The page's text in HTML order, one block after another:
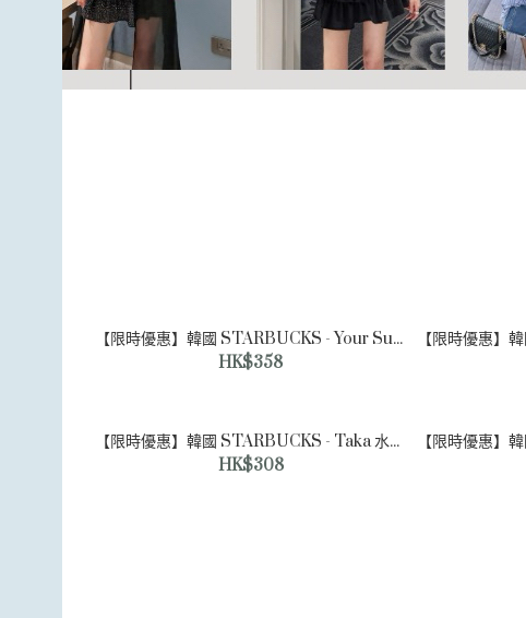
【限時優惠】韓國 STARBUCKS - Your SummerBearista Glass 熊仔玻璃杯 591ml
HK$358
【限時優惠】韓國 STARBUCKS - Taka 水樽附熊仔鑰匙扣 Your Summer Keychain & Taka Water Bottle 532ml
HK$308